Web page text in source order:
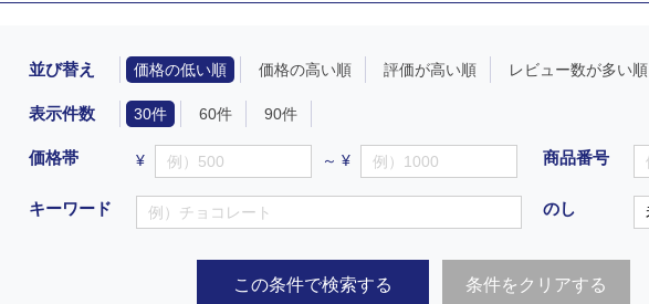
並び替え 価格の低い順 価格の高い順 評価が高い順 レビュー数が多い順
表示件数 30件 60件 90件
価格帯 ¥ ～ ¥
キーワード
商品番号
のし
この条件で検索する 条件をクリアする